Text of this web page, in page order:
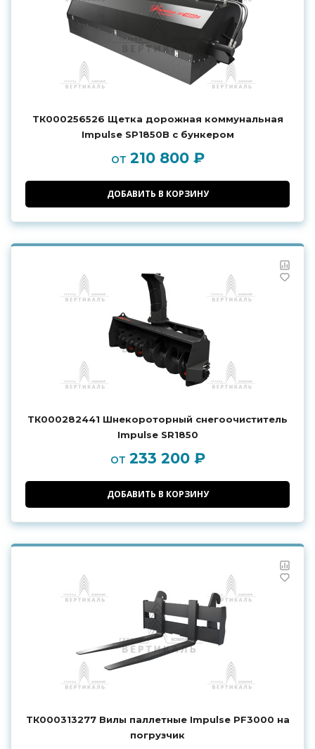
ТК000256526 Щетка дорожная коммунальная
Impulse SP1850B с бункером
от 210 800 ₽
ДОБАВИТЬ В КОРЗИНУ
ТК000282441 Шнекороторный снегоочиститель
Impulse SR1850
от 233 200 ₽
ДОБАВИТЬ В КОРЗИНУ
ТК000313277 Вилы паллетные Impulse PF3000 на
погрузчик